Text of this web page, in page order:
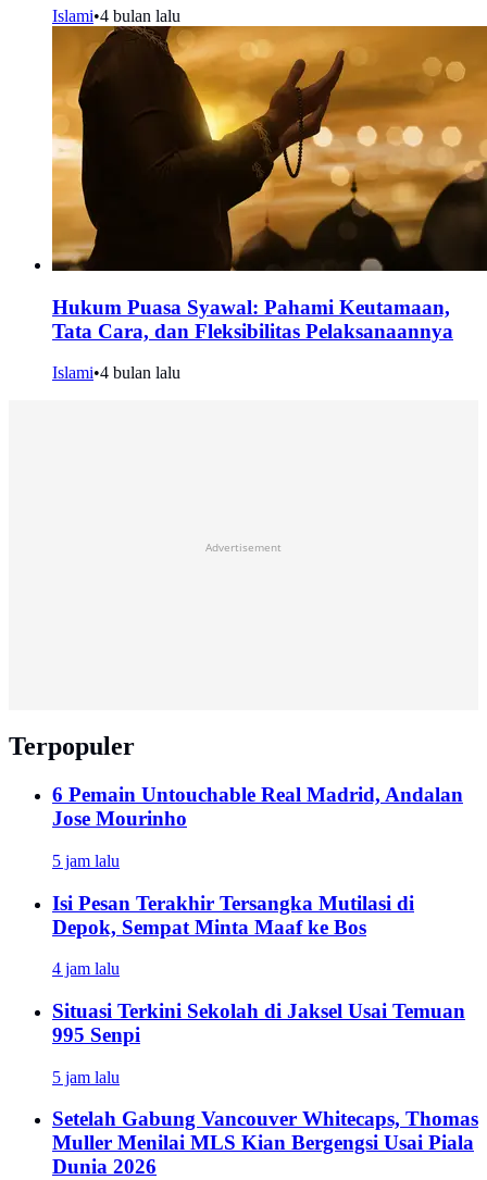
Islami•4 bulan lalu
Hukum Puasa Syawal: Pahami Keutamaan,
Tata Cara, dan Fleksibilitas Pelaksanaannya
Islami•4 bulan lalu
Advertisement
Terpopuler
6 Pemain Untouchable Real Madrid, Andalan
Jose Mourinho
5 jam lalu
Isi Pesan Terakhir Tersangka Mutilasi di
Depok, Sempat Minta Maaf ke Bos
4 jam lalu
Situasi Terkini Sekolah di Jaksel Usai Temuan
995 Senpi
5 jam lalu
Setelah Gabung Vancouver Whitecaps, Thomas
Muller Menilai MLS Kian Bergengsi Usai Piala
Dunia 2026